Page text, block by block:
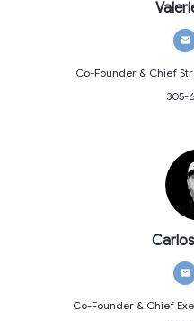
Co-Founder & Chief
305-
Co-Founder & Chief